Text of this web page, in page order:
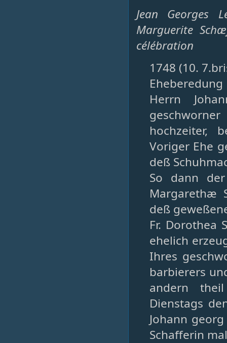
Jean Georges
Marguerite
célébration
1748 (10.
Herrn
hochzeiter,
Voriger Ehe
deß
So dann
Margarethæ
deß
Fr. Dorothea
ehelich
Ihres
barbierers
andern
Dienstags
Johann
Schafferin